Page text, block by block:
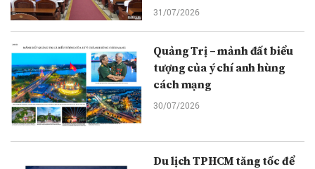
31/07/2026
Quảng Trị – mảnh đất biểu
tượng của ý chí anh hùng
cách mạng
30/07/2026
Du lịch TPHCM tăng tốc để